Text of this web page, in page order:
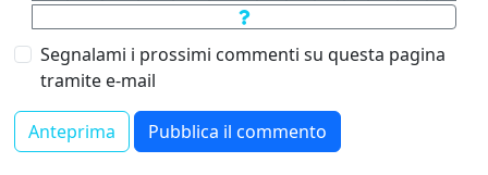
Segnalami i prossimi commenti su questa pagina
tramite e-mail